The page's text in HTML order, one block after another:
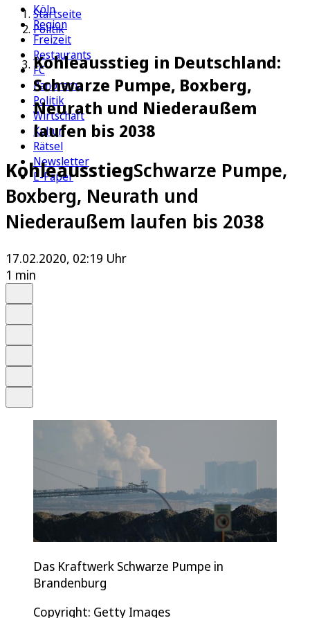
Köln
Region
Freizeit
Restaurants
FC
Panorama
Politik
Wirtschaft
Kultur
Rätsel
Newsletter
E-Paper
Startseite
Politik
Kohleausstieg in Deutschland:
Schwarze Pumpe, Boxberg,
Neurath und Niederaußem
laufen bis 2038
KohleausstiegSchwarze Pumpe,
Boxberg, Neurath und
Niederaußem laufen bis 2038
17.02.2020, 02:19 Uhr
1 min
Das Kraftwerk Schwarze Pumpe in
Brandenburg
Copyright: Getty Images